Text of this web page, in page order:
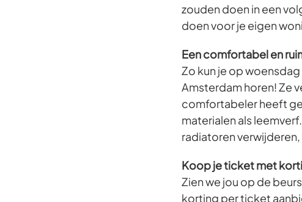
zouden doen in een
doen voor je eigen
Een comfortabel en
Zo kun je op
Amsterdam horen! Ze
comfortabeler heeft
materialen als
radiatoren
Koop je ticket met
Zien we jou op de
korting per ticket